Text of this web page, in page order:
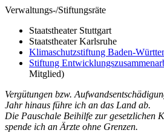
Verwaltungs-/Stiftungsräte
Staatstheater Stuttgart
Staatstheater Karlsruhe
Klimaschutzstiftung Baden-
Stiftung
Mitglied)
Vergütungen bzw.
Jahr hinaus führe ich an das Land ab.
Die Pauschale Beihilfe zur gesetzlichen
spende ich an Ärzte ohne Grenzen.